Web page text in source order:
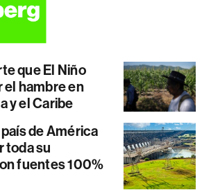
que El Niño
el hambre en
y el Caribe
de América
toda su
fuentes 100%